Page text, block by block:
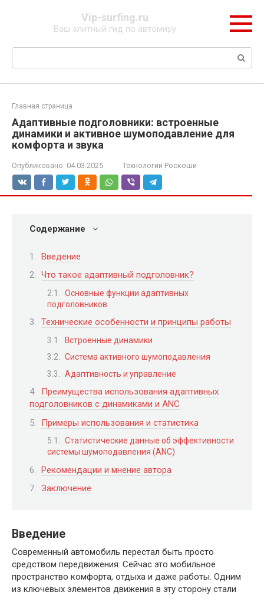
Vip-surfing.ru
Ваш элитный гид по автомиру
Поиск:
Главная страница
Адаптивные подголовники: встроенные
динамики и активное шумоподавление для
комфорта и звука
Опубликовано: 04.03.2025 Технологии Роскоши
Содержание
Введение
Что такое адаптивный подголовник?
Основные функции адаптивных
подголовников
Технические особенности и принципы работы
Встроенные динамики
Система активного шумоподавления
Адаптивность и управление
Преимущества использования адаптивных
подголовников с динамиками и ANC
Примеры использования и статистика
Статистические данные об эффективности
системы шумоподавления (ANC)
Рекомендации и мнение автора
Заключение
Введение
Современный автомобиль перестал быть просто
средством передвижения. Сейчас это мобильное
пространство комфорта, отдыха и даже работы. Одним
из ключевых элементов движения в эту сторону стали